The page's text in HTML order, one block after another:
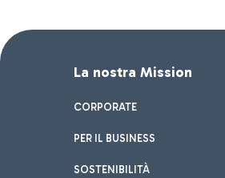
La nostra Mission
CORPORATE
PER IL BUSINESS
SOSTENIBILITÀ